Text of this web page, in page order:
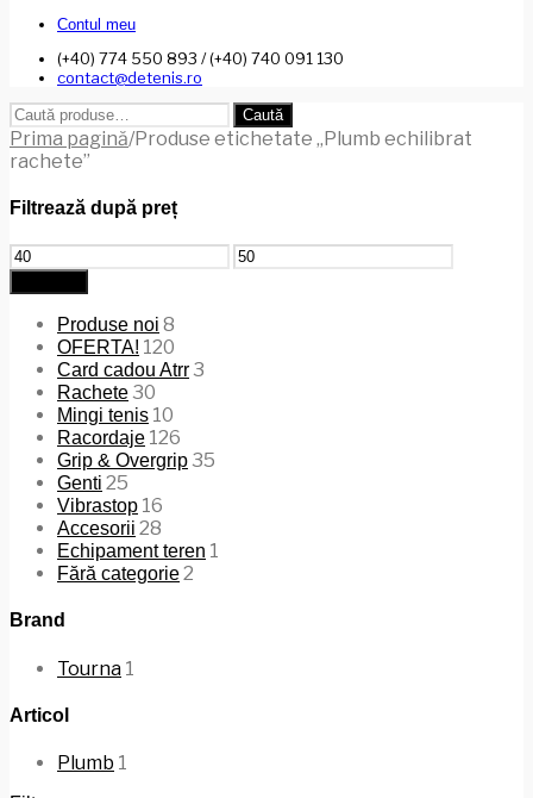
Contul meu
(+40) 774 550 893 / (+40) 740 091 130
contact@detenis.ro
Caută
după:
Caută
Prima pagină/Produse etichetate „Plumb echilibrat
rachete”
Filtrează după preț
Preț
minim
Preț
maxim
Produse noi 8
OFERTA! 120
Card cadou Atrr3
Rachete30
Mingi tenis 10
Racordaje 126
Grip & Overgrip35
Genti 25
Vibrastop 16
Accesorii 28
Echipament teren 1
Fără categorie2
Brand
Tourna 1
Articol
Plumb 1